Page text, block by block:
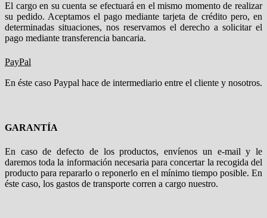
El cargo en su cuenta se efectuará en el mismo momento de realizar
su pedido. Aceptamos el pago mediante tarjeta de crédito pero, en
determinadas situaciones, nos reservamos el derecho a solicitar el
pago mediante transferencia bancaria.
PayPal
En éste caso Paypal hace de intermediario entre el cliente y nosotros.
GARANTÍA
En caso de defecto de los productos, envíenos un e-mail y le
daremos toda la información necesaria para concertar la recogida del
producto para repararlo o reponerlo en el mínimo tiempo posible. En
éste caso, los gastos de transporte corren a cargo nuestro.